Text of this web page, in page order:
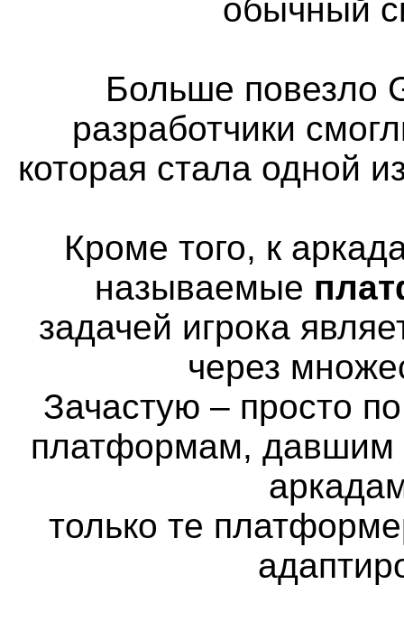
обычный
Больше повезло
разработчики
которая стала одной
Кроме того, к
называемые
задачей игрока
через
Зачастую – просто
платформам, давшим
только те